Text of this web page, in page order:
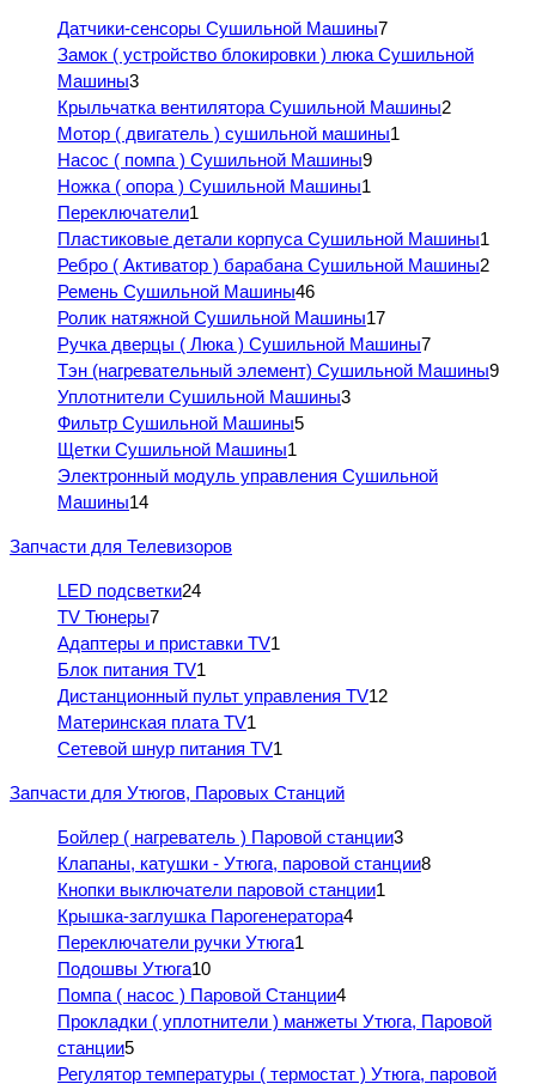
Датчики-сенсоры Сушильной Машины7
Замок ( устройство блокировки ) люка Сушильной
Машины3
Крыльчатка вентилятора Сушильной Машины2
Мотор ( двигатель ) сушильной машины1
Насос ( помпа ) Сушильной Машины9
Ножка ( опора ) Сушильной Машины1
Переключатели1
Пластиковые детали корпуса Сушильной Машины1
Ребро ( Активатор ) барабана Сушильной Машины2
Ремень Сушильной Машины46
Ролик натяжной Сушильной Машины17
Ручка дверцы ( Люка ) Сушильной Машины7
Тэн (нагревательный элемент) Сушильной Машины9
Уплотнители Сушильной Машины3
Фильтр Сушильной Машины5
Щетки Сушильной Машины1
Электронный модуль управления Сушильной
Машины14
Запчасти для Телевизоров
LED подсветки24
TV Тюнеры7
Адаптеры и приставки TV1
Блок питания TV1
Дистанционный пульт управления TV12
Материнская плата TV1
Сетевой шнур питания TV1
Запчасти для Утюгов, Паровых Станций
Бойлер ( нагреватель ) Паровой станции3
Клапаны, катушки - Утюга, паровой станции8
Кнопки выключатели паровой станции1
Крышка-заглушка Парогенератора4
Переключатели ручки Утюга1
Подошвы Утюга10
Помпа ( насос ) Паровой Станции4
Прокладки ( уплотнители ) манжеты Утюга, Паровой
станции5
Регулятор температуры ( термостат ) Утюга, паровой